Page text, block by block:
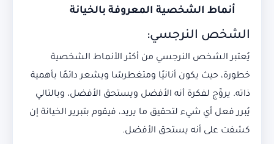
أنماط الشخصية المعروفة بالخيانة
الشخص النرجسي:
يُعتبر الشخص النرجسي من أكثر الأنماط الشخصية
خطورة، حيث يكون أنانيًا ومتغطرسًا ويشعر دائمًا بأهمية
ذاته. يروِّج لفكرة أنه الأفضل ويستحق الأفضل، وبالتالي
يُبرر فعل أي شيء لتحقيق ما يريد، فيقوم بتبرير الخيانة إن
كشفت على أنه يستحق الأفضل.